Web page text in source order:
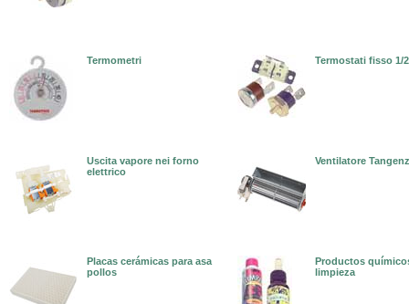
Termometri Termostati fisso 1/
Uscita vapore nei forno
elettrico
Ventilatore
Placas cerámicas para asa
pollos
Productos
limpieza